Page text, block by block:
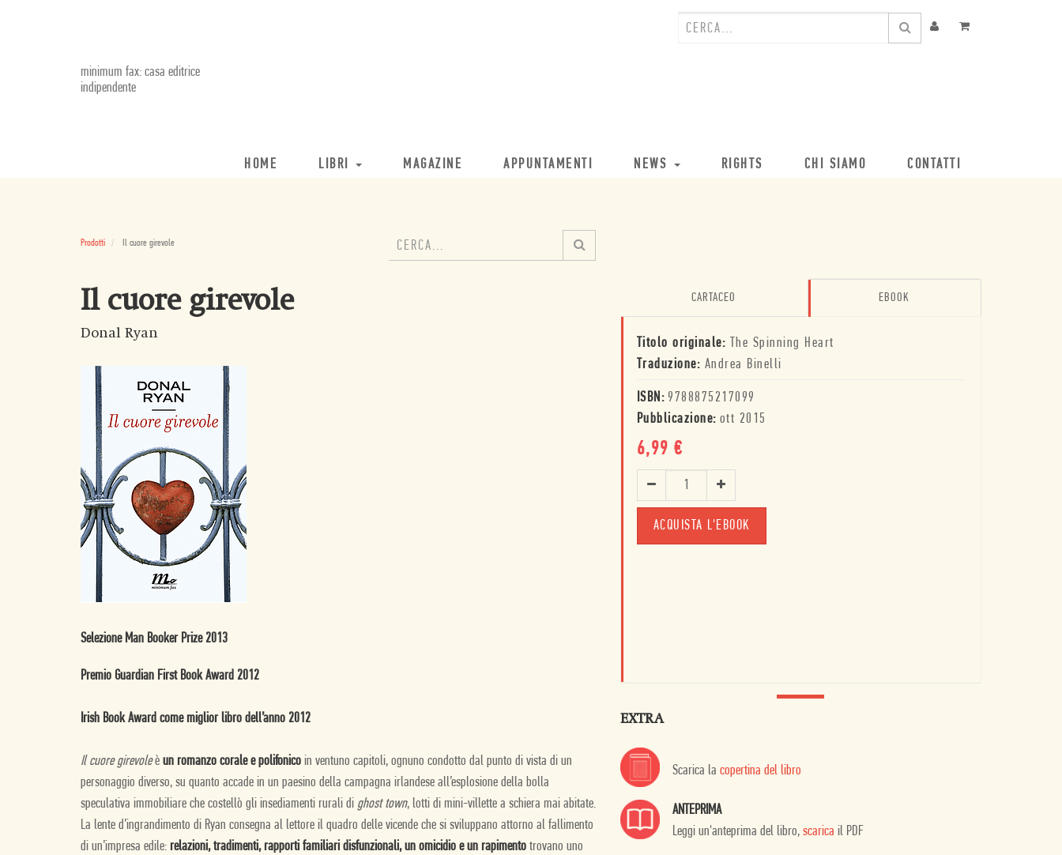
minimum fax: casa editrice
indipendente
HOME LIBRI MAGAZINE APPUNTAMENTI NEWS RIGHTS CHI SIAMO CONTATTI
Prodotti Il cuore girevole
Il cuore girevole
Donal Ryan
Selezione Man Booker Prize 2013
Premio Guardian First Book Award 2012
Irish Book Award come miglior libro dell’anno 2012
Il cuore girevoleè un romanzo corale e polifonico in ventuno capitoli, ognuno condotto dal punto di vista di un
personaggio diverso, su quanto accade in un paesino della campagna irlandese all’esplosione della bolla
speculativa immobiliare che costellò gli insediamenti rurali di ghost town, lotti di mini-villette a schiera mai abitate.
La lente d’ingrandimento di Ryan consegna al lettore il quadro delle vicende che si sviluppano attorno al fallimento
di un’impresa edile: relazioni, tradimenti, rapporti familiari disfunzionali, un omicidio e un rapimento trovano uno
CARTACEO EBOOK
Titolo originale: The Spinning Heart
Traduzione: Andrea Binelli
ISBN: 9788875217099
Pubblicazione: ott 2015
6,99 €
ACQUISTA L'EBOOK
EXTRA
Scarica la copertina del libro
ANTEPRIMA
Leggi un'anteprima del libro, scarica il PDF